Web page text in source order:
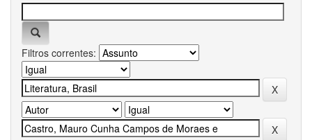
Filtros correntes: